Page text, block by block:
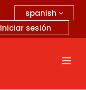
spanish
Iniciar sesión